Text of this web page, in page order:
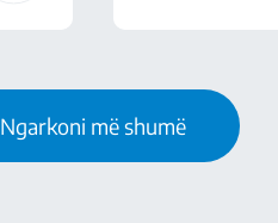
Ngarkoni më shumë